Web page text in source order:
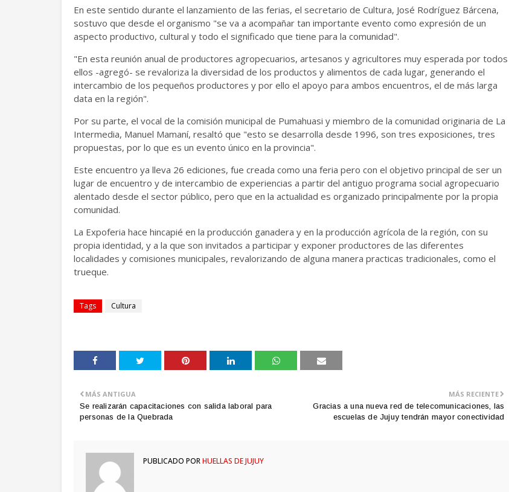
En este sentido durante el lanzamiento de las ferias, el secretario de Cultura, José Rodríguez Bárcena,
sostuvo que desde el organismo "se va a acompañar tan importante evento como expresión de un
aspecto productivo, cultural y todo el significado que tiene para la comunidad".
"En esta reunión anual de productores agropecuarios, artesanos y agricultores muy esperada por todos
ellos -agregó- se revaloriza la diversidad de los productos y alimentos de cada lugar, generando el
intercambio de los pequeños productores y por ello el apoyo para ambos encuentros, el de más larga
data en la región".
Por su parte, el vocal de la comisión municipal de Pumahuasi y miembro de la comunidad originaria de La
Intermedia, Manuel Mamaní, resaltó que "esto se desarrolla desde 1996, son tres exposiciones, tres
propuestas, por lo que es un evento único en la provincia".
Este encuentro ya lleva 26 ediciones, fue creada como una feria pero con el objetivo principal de ser un
lugar de encuentro y de intercambio de experiencias a partir del antiguo programa social agropecuario
alentado desde el sector público, pero que en la actualidad es organizado principalmente por la propia
comunidad.
La Expoferia hace hincapié en la producción ganadera y en la producción agrícola de la región, con su
propia identidad, y a la que son invitados a participar y exponer productores de las diferentes
localidades y comisiones municipales, revalorizando de alguna manera practicas tradicionales, como el
trueque.
Tags Cultura
MÁS RECIENTE
Gracias a una nueva red de telecomunicaciones, las
escuelas de Jujuy tendrán mayor conectividad
MÁS ANTIGUA
Se realizarán capacitaciones con salida laboral para
personas de la Quebrada
PUBLICADO PORHUELLAS DE JUJUY